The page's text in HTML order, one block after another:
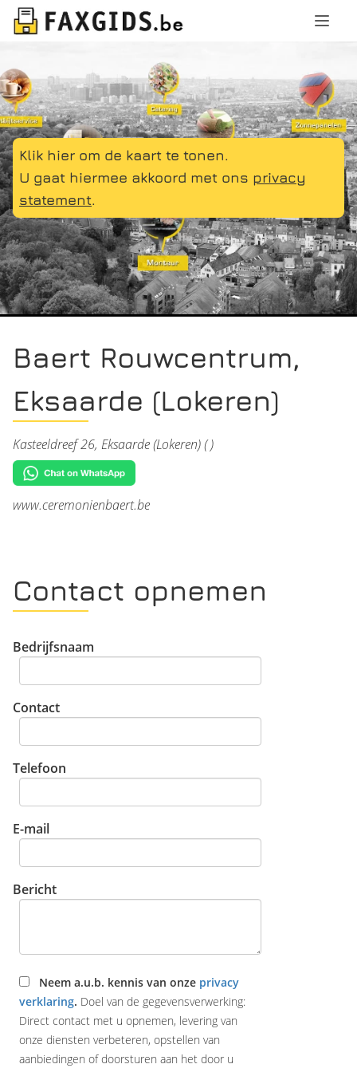
Klik hier om de kaart te tonen.
U gaat hiermee akkoord met ons privacy
statement.
Baert Rouwcentrum,
Eksaarde (Lokeren)
Kasteeldreef 26, Eksaarde (Lokeren) ( )
www.ceremonienbaert.be
Contact opnemen
Bedrijfsnaam
Contact
Telefoon
E-mail
Bericht
Neem a.u.b. kennis van onze privacy
verklaring. Doel van de gegevensverwerking:
Direct contact met u opnemen, levering van
onze diensten verbeteren, opstellen van
aanbiedingen of doorsturen aan het door u